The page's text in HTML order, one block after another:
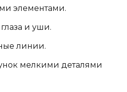
элементами.
и уши.
линии.
мелкими деталями